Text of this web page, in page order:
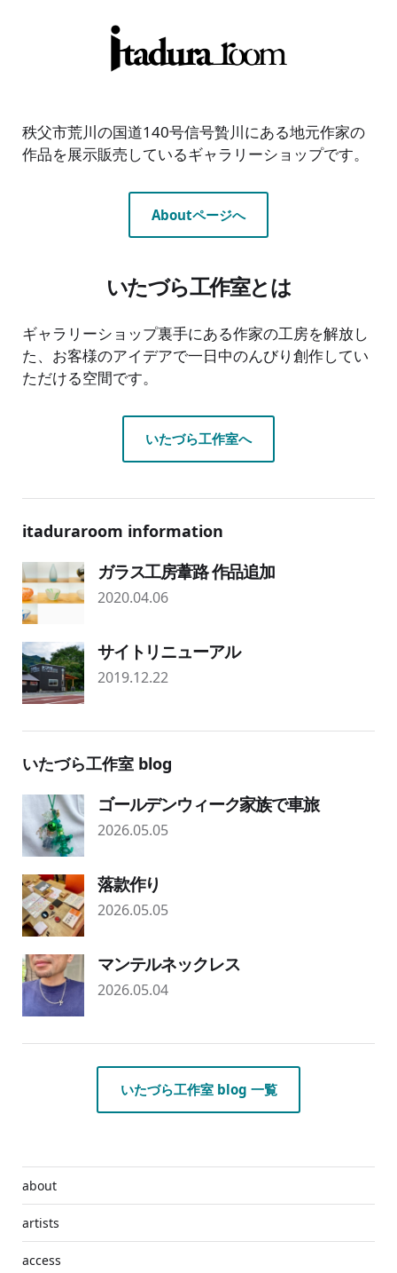
秩父市荒川の国道140号信号贄川にある地元作家の
作品を展示販売しているギャラリーショップです。
Aboutページへ
いたづら工作室とは
ギャラリーショップ裏手にある作家の工房を解放し
た、お客様のアイデアで一日中のんびり創作してい
ただける空間です。
いたづら工作室へ
itaduraroom information
ガラス工房葦路 作品追加
2020.04.06
サイトリニューアル
2019.12.22
いたづら工作室 blog
ゴールデンウィーク家族で車旅
2026.05.05
落款作り
2026.05.05
マンテルネックレス
2026.05.04
いたづら工作室 blog 一覧
about
artists
access